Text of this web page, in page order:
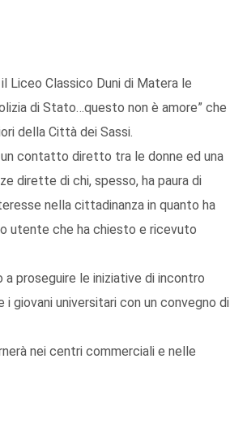
Liceo Classico Duni di Matera le
di Stato…questo non è amore” che
della Città dei Sassi.
contatto diretto tra le donne ed una
dirette di chi, spesso, ha paura di
nella cittadinanza in quanto ha
utente che ha chiesto e ricevuto
proseguire le iniziative di incontro
giovani universitari con un convegno di
nei centri commerciali e nelle